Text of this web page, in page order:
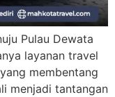
Pulau Dewata
layanan travel
membentang
menjadi tantangan